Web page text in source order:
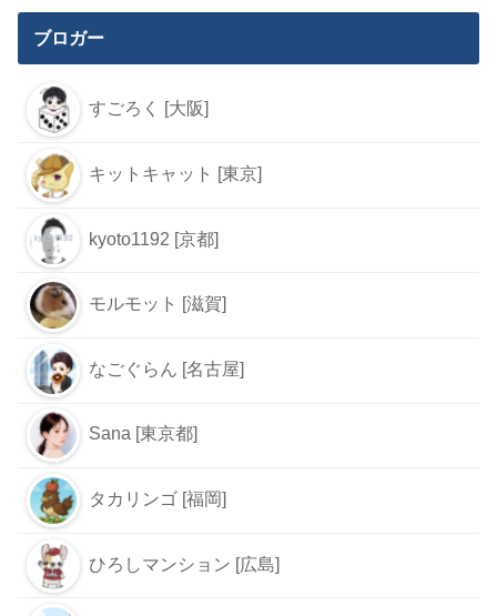
ブロガー
すごろく [大阪]
キットキャット [東京]
kyoto1192 [京都]
モルモット [滋賀]
なごぐらん [名古屋]
Sana [東京都]
タカリンゴ [福岡]
ひろしマンション [広島]